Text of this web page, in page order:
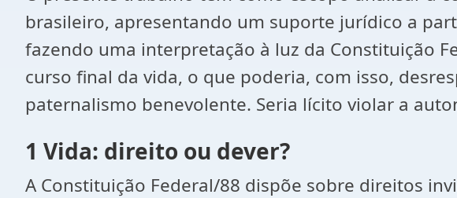
brasileiro, apresentando um suporte jurídico a
fazendo uma interpretação à luz da Constituição
curso final da vida, o que poderia, com isso,
paternalismo benevolente. Seria lícito violar a
1 Vida: direito ou dever?
A Constituição Federal/88 dispõe sobre direitos